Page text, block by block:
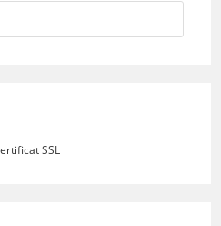
Press
to
SSL